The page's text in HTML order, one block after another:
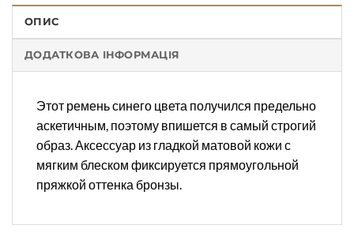
ОПИС
ДОДАТКОВА ІНФОРМАЦІЯ
Этот ремень синего цвета получился предельно
аскетичным, поэтому впишется в самый строгий
образ. Аксессуар из гладкой матовой кожи с
мягким блеском фиксируется прямоугольной
пряжкой оттенка бронзы.